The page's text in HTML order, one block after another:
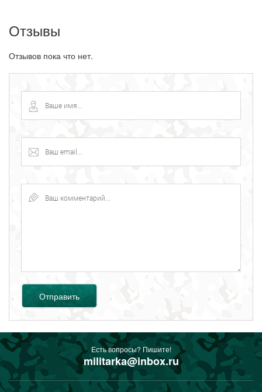
Отзывы
Отзывов пока что нет.
Отправить
Есть вопросы? Пишите!
militarka@inbox.ru